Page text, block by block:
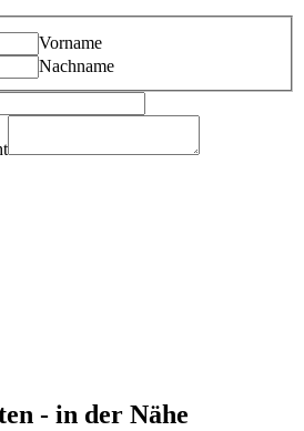
Vorname
Nachname
- in der Nähe